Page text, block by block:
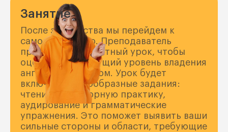
Занятие
После знакомства мы перейдем к
самому занятию. Преподаватель
проведет 40-минутный урок, чтобы
оценить ваш текущий уровень владения
английским языком. Урок будет
включать разнообразные задания:
чтение, разговорную практику,
аудирование и грамматические
упражнения. Это поможет выявить ваши
сильные стороны и области, требующие